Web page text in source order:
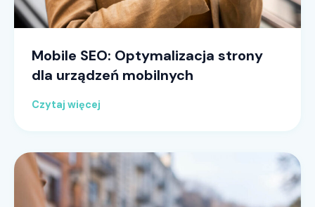
Mobile SEO: Optymalizacja strony
dla urządzeń mobilnych
Czytaj więcej